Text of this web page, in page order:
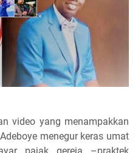
video yang menampakkan
menegur keras umat